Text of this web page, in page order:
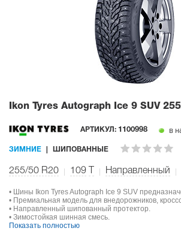
Ikon Tyres Autograph Ice 9 SUV
АРТИКУЛ: 1100998 в
ЗИМНИЕ ШИПОВАННЫЕ
255/50 R20 109 Направленный
• Шины Ikon Tyres Autograph Ice 9 SUV
• Премиальная модель для внедорожников,
• Направленный шипованный протектор.
• Зимостойкая шинная смесь.
Показать полностью